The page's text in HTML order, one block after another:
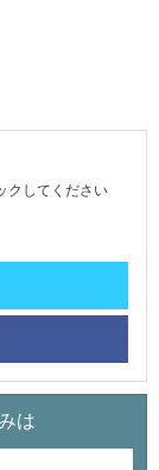
クしてください
は